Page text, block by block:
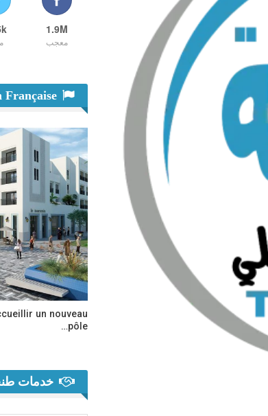
1.9M
معجب
un nouveau
pôle…
خدمات